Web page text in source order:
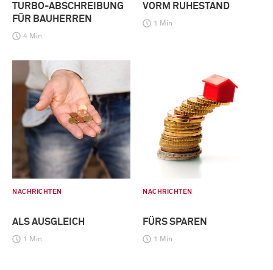
TURBO-ABSCHREIBUNG
FÜR BAUHERREN
4 Min
VORM RUHESTAND
1 Min
NACHRICHTEN
ALS AUSGLEICH
1 Min
NACHRICHTEN
FÜRS SPAREN
1 Min